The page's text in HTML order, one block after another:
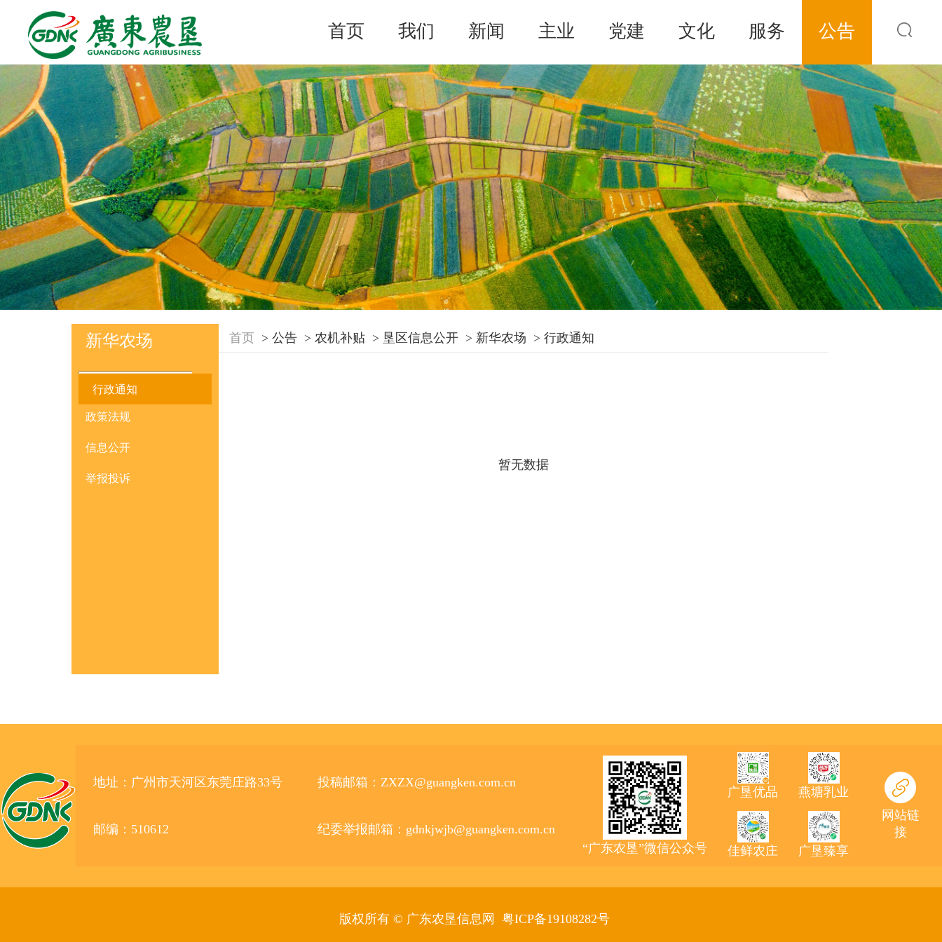
首页 我们 新闻 主业 党建 文化 服务 公告
新华农场
行政通知
政策法规
信息公开
举报投诉
首页 > 公告 > 农机补贴 > 垦区信息公开 > 新华农场 > 行政通知
暂无数据
地址：广州市天河区东莞庄路33号
邮编：510612
投稿邮箱：ZXZX@guangken.com.cn
纪委举报邮箱：gdnkjwjb@guangken.com.cn
“广东农垦”微信公众号
广垦优品
佳鲜农庄
燕塘乳业
广垦臻享
网站链
接
版权所有 © 广东农垦信息网 粤ICP备19108282号